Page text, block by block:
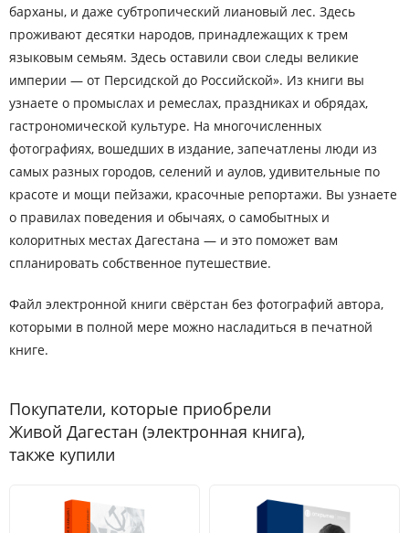
барханы, и даже субтропический лиановый лес. Здесь
проживают десятки народов, принадлежащих к трем
языковым семьям. Здесь оставили свои следы великие
империи — от Персидской до Российской». Из книги вы
узнаете о промыслах и ремеслах, праздниках и обрядах,
гастрономической культуре. На многочисленных
фотографиях, вошедших в издание, запечатлены люди из
самых разных городов, селений и аулов, удивительные по
красоте и мощи пейзажи, красочные репортажи. Вы узнаете
о правилах поведения и обычаях, о самобытных и
колоритных местах Дагестана — и это поможет вам
спланировать собственное путешествие.
Файл электронной книги свёрстан без фотографий автора,
которыми в полной мере можно насладиться в печатной
книге.
Покупатели, которые приобрели
Живой Дагестан (электронная книга),
также купили